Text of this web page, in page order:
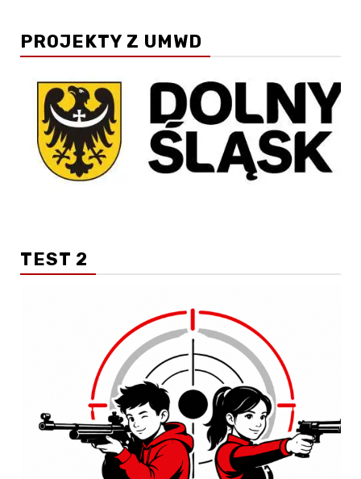
PROJEKTY Z UMWD
TEST 2